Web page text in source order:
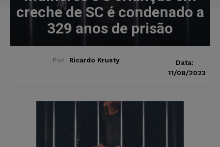
creche de SC é condenado a
329 anos de prisão
Por Ricardo Krusty
Data:
11/08/2023